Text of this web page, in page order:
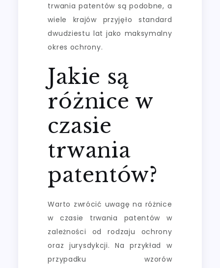
trwania patentów są podobne, a
wiele krajów przyjęło standard
dwudziestu lat jako maksymalny
okres ochrony.
Jakie są
różnice w
czasie
trwania
patentów?
Warto zwrócić uwagę na różnice
w czasie trwania patentów w
zależności od rodzaju ochrony
oraz jurysdykcji. Na przykład w
przypadku wzorów